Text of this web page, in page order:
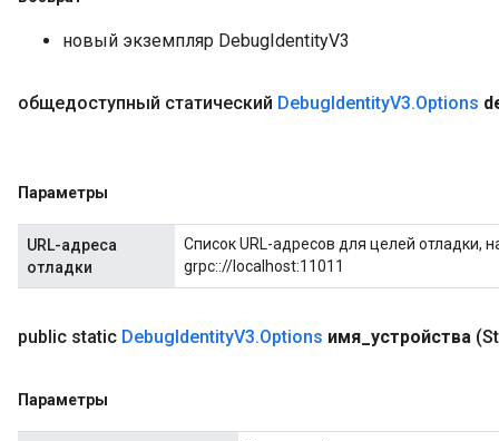
новый экземпляр DebugIdentityV3
общедоступный статический DebugIdentityV3.Options
Параметры
URL-адреса
отладки
Список URL-адресов для целей
grpc:://localhost:11011
public static DebugIdentityV3.Options имя устройства
Параметры